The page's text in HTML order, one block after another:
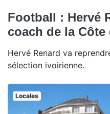
Football : Hervé
coach de la
Hervé Renard va
sélection ivoirienne.
Locales